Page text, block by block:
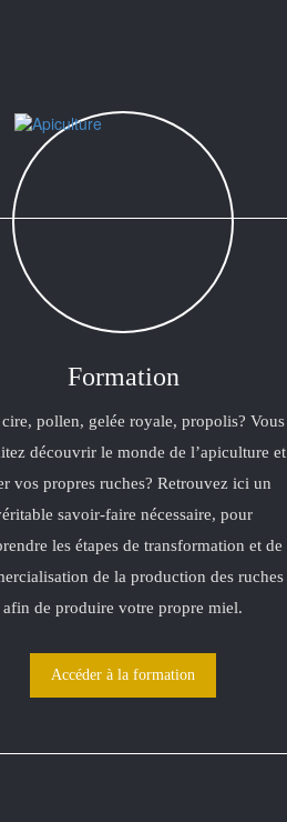
Formation
pollen, gelée royale, propolis? Vous
découvrir le monde de l’apiculture et
vos propres ruches? Retrouvez ici un
savoir-faire nécessaire, pour
les étapes de transformation et de
de la production des ruches
afin de produire votre propre miel.
Accéder à la formation